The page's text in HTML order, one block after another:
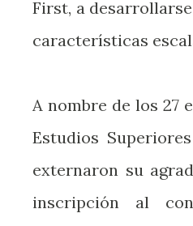
First, a
características
A nombre de los 27
Estudios
externaron su
inscripción al